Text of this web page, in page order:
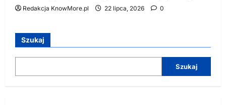
Redakcja KnowMore.pl 22 lipca, 2026 0
Szukaj
Szukaj